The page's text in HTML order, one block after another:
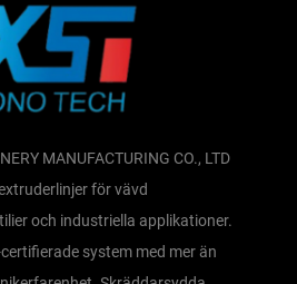
MANUFACTURING CO., LTD
för vävd
och industriella applikationer.
system med mer än